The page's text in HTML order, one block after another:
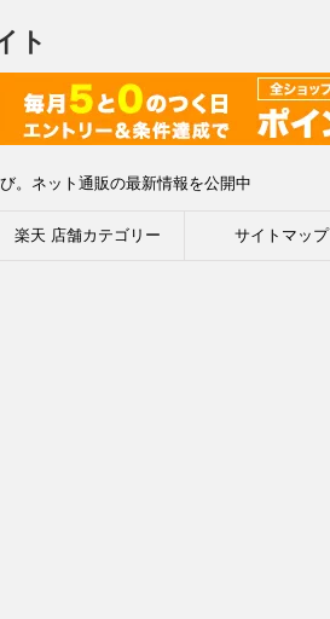
ト
。ネット通販の最新情報を公開中
楽天 店舗カテゴリー サイトマップ